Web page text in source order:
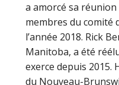
a amorcé sa réunion
membres du comité
l’année 2018. Rick
Manitoba, a été
exerce depuis 2015.
du Nouveau-